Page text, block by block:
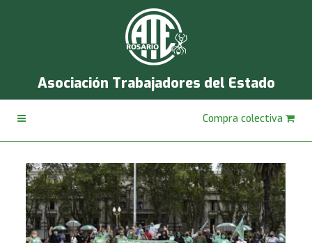
Asociación Trabajadores del Estado
Compra colectiva